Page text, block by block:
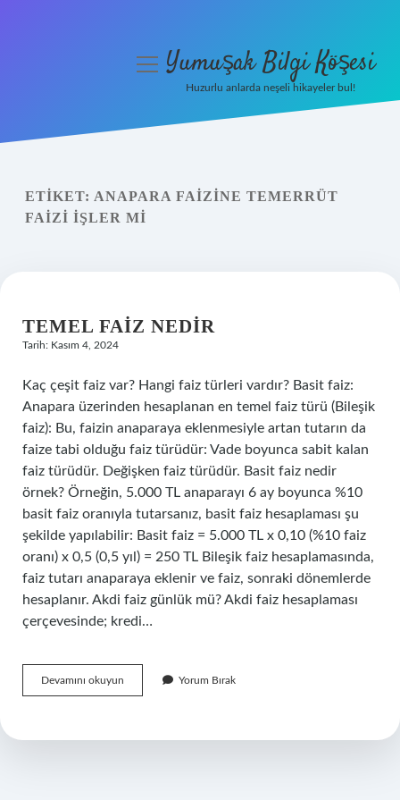
Yasal Uyarı
menüyüYumuşak Bilgi Köşesi
Huzurlu anlarda neşeli hikayeler bul!
ETIKET: ANAPARA FAIZINE TEMERRÜT
FAIZI IŞLER MI
TEMEL FAIZ NEDIR
Tarih: Kasım 4, 2024
Kaç çeşit faiz var? Hangi faiz türleri vardır? Basit faiz:
Anapara üzerinden hesaplanan en temel faiz türü (Bileşik
faiz): Bu, faizin anaparaya eklenmesiyle artan tutarın da
faize tabi olduğu faiz türüdür: Vade boyunca sabit kalan
faiz türüdür. Değişken faiz türüdür. Basit faiz nedir
örnek? Örneğin, 5.000 TL anaparayı 6 ay boyunca %10
basit faiz oranıyla tutarsanız, basit faiz hesaplaması şu
şekilde yapılabilir: Basit faiz = 5.000 TL x 0,10 (%10 faiz
oranı) x 0,5 (0,5 yıl) = 250 TL Bileşik faiz hesaplamasında,
faiz tutarı anaparaya eklenir ve faiz, sonraki dönemlerde
hesaplanır. Akdi faiz günlük mü? Akdi faiz hesaplaması
çerçevesinde; kredi…
Devamını okuyun
Faiz
Yorum Bırak